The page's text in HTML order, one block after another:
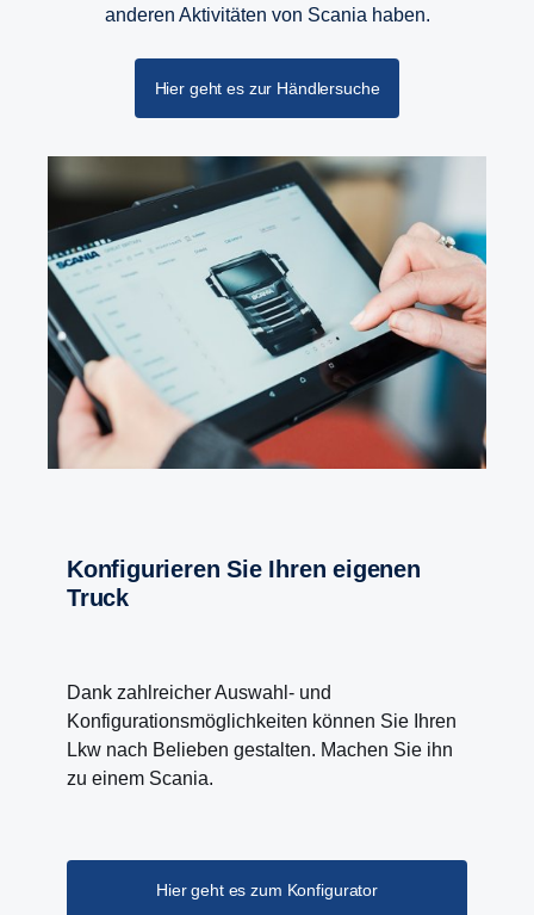
anderen Aktivitäten von Scania haben.
Hier geht es zur Händlersuche
Konfi­gu­rieren Sie Ihren eigenen
Truck
Dank zahlreicher Auswahl- und
Konfigurationsmöglichkeiten können Sie Ihren
Lkw nach Belieben gestalten. Machen Sie ihn
zu einem Scania.
Hier geht es zum Konfigurator